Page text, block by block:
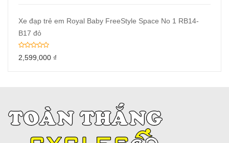
Xe đạp trẻ em Royal Baby FreeStyle Space No 1 RB14-
B17 đỏ
2,599,000 ₫